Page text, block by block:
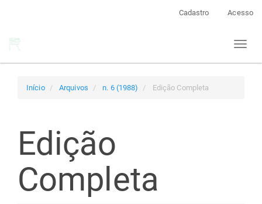
Cadastro Acesso
Toggle
Início Arquivos n. 6 (1988) Edição Completa
Edição
Completa